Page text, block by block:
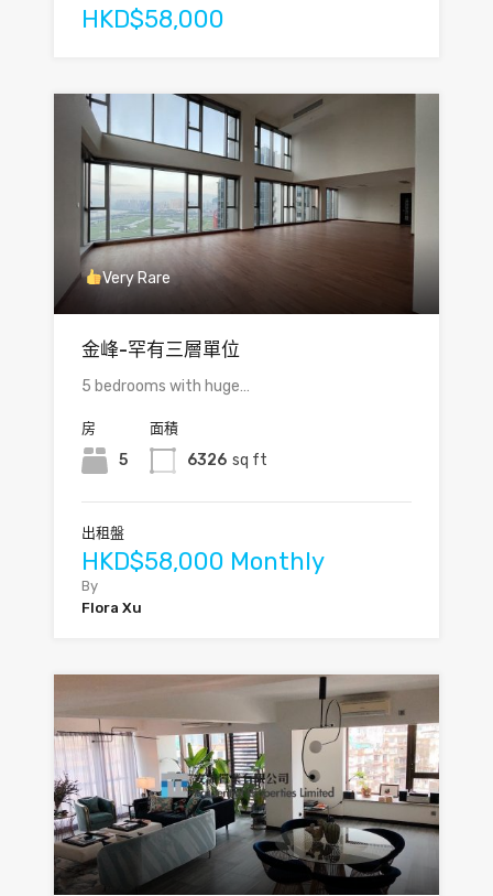
HKD$58,000
Very Rare
金峰-罕有三層單位
5 bedrooms with huge…
房
5
面積
6326 sq ft
出租盤
HKD$58,000 Monthly
By
Flora Xu